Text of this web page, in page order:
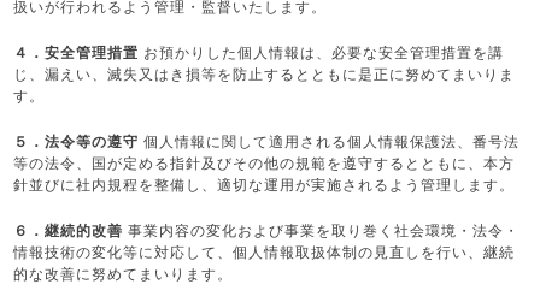
扱いが行われるよう管理・監督いたします。
４．安全管理措置 お預かりした個人情報は、必要な安全管理措置を講
じ、漏えい、滅失又はき損等を防止するとともに是正に努めてまいりま
す。
５．法令等の遵守 個人情報に関して適用される個人情報保護法、番号法
等の法令、国が定める指針及びその他の規範を遵守するとともに、本方
針並びに社内規程を整備し、適切な運用が実施されるよう管理します。
６．継続的改善 事業内容の変化および事業を取り巻く社会環境・法令・
情報技術の変化等に対応して、個人情報取扱体制の見直しを行い、継続
的な改善に努めてまいります。